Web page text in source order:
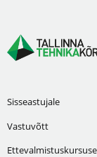
Sisseastujale
Vastuvõtt